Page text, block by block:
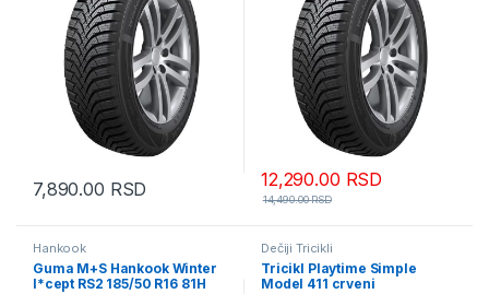
7,890.00 RSD 12,290.00 RSD
14,490.00RSD
Hankook
Guma M+S Hankook Winter
I*cept RS2 185/50 R16 81H
Dečiji Tricikli
Tricikl Playtime Simple
Model 411 crveni